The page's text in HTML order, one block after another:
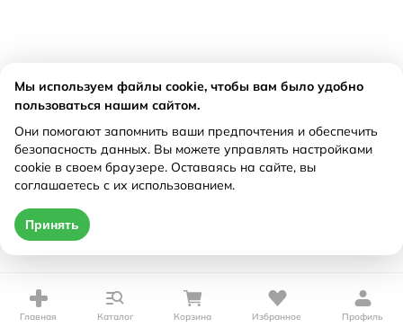
Главная Каталог Корзина Избранное Профиль
Мы используем файлы cookie, чтобы вам было удобно
пользоваться нашим сайтом.
Они помогают запомнить ваши предпочтения и обеспечить
безопасность данных. Вы можете управлять настройками
cookie в своем браузере. Оставаясь на сайте, вы
соглашаетесь с их использованием.
Принять